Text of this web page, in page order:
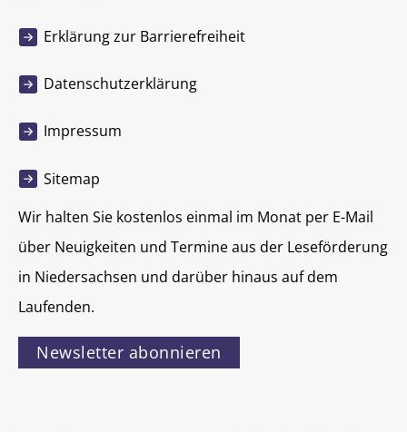
Erklärung zur Barrierefreiheit
Datenschutzerklärung
Impressum
Sitemap
Wir halten Sie kostenlos einmal im Monat per E-Mail
über Neuigkeiten und Termine aus der Leseförderung
in Niedersachsen und darüber hinaus auf dem
Laufenden.
Newsletter abonnieren